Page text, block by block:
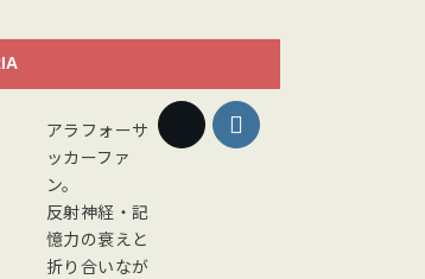
アラフォーサ
ッカーファ
ン。
反射神経・記
憶力の衰えと
折り合いなが